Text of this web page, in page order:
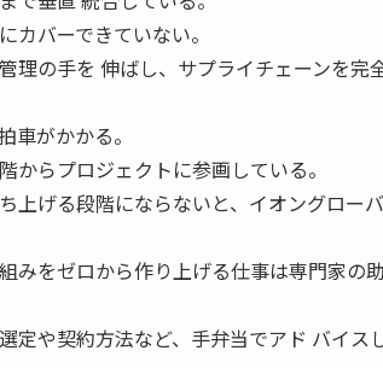
カバーできていない。
理の手を 伸ばし、サプライチェーンを完
がかかる。
らプロジェクトに参画している。
上げる段階にならないと、イオングロー
みをゼロから作り上げる仕事は専門家の
定や契約方法など、手弁当でアド バイス